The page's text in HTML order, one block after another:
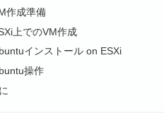
作成準備
上でのVM作成
インストール on ESXi
操作